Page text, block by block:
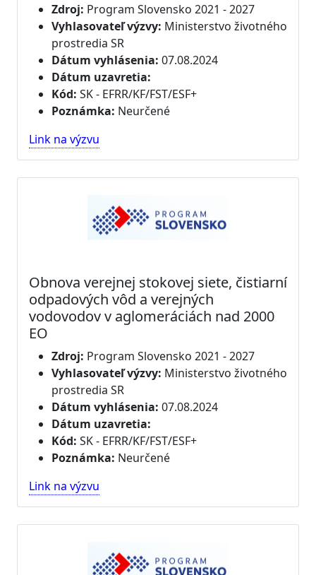
Zdroj: Program Slovensko 2021 - 2027
Vyhlasovateľ výzvy: Ministerstvo životného
prostredia SR
Dátum vyhlásenia: 07.08.2024
Dátum uzavretia:
Kód: SK - EFRR/KF/FST/ESF+
Poznámka: Neurčené
Link na výzvu
Obnova verejnej stokovej siete, čistiarní
odpadových vôd a verejných
vodovodov v aglomeráciách nad 2000
EO
Zdroj: Program Slovensko 2021 - 2027
Vyhlasovateľ výzvy: Ministerstvo životného
prostredia SR
Dátum vyhlásenia: 07.08.2024
Dátum uzavretia:
Kód: SK - EFRR/KF/FST/ESF+
Poznámka: Neurčené
Link na výzvu